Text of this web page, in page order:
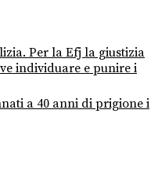
Per la Efj la giustizia
individuare e punire i
a 40 anni di prigione i